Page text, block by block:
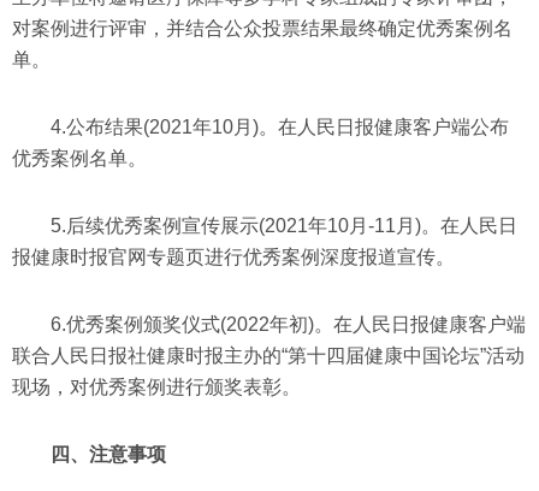
对案例进行评审，并结合公众投票结果最终确定优秀案例名
单。
4.公布结果(2021年10月)。在人民日报健康客户端公布
优秀案例名单。
5.后续优秀案例宣传展示(2021年10月-11月)。在人民日
报健康时报官网专题页进行优秀案例深度报道宣传。
6.优秀案例颁奖仪式(2022年初)。在人民日报健康客户端
联合人民日报社健康时报主办的“第十四届健康中国论坛”活动
现场，对优秀案例进行颁奖表彰。
四、注意事项